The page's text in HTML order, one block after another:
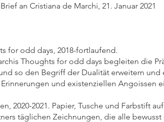
an Cristiana de Marchi, 21. Januar 2021
for odd days, 2018-fortlaufend.
Thoughts for odd days begleiten die
so den Begriff der Dualität erweitern
und existenziellen Angoissen
2020-2021. Papier, Tusche und Farbstift
täglichen Zeichnungen, die alle